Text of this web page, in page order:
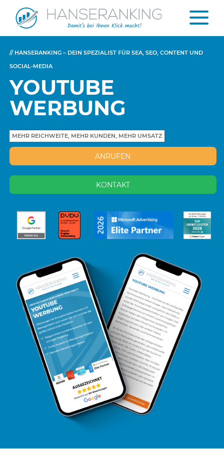
// HANSERANKING – DEIN SPEZIALIST FÜR SEA, SEO, CONTENT UND
SOCIAL-MEDIA
YOUTUBE
WERBUNG
MEHR REICHWEITE, MEHR KUNDEN, MEHR UMSATZ
ANRUFEN
KONTAKT